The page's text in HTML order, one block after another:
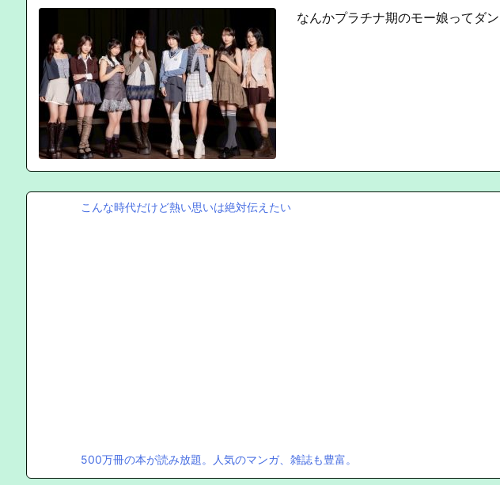
なんかプラチナ期のモー娘ってダ
こんな時代だけど熱い思いは絶対伝えたい
500万冊の本が読み放題。人気のマンガ、雑誌も豊富。